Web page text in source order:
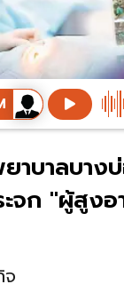
าบาลบาง
จก "ผู้สูง
จ